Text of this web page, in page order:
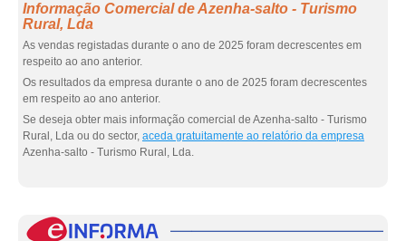
Informação Comercial de Azenha-salto - Turismo
Rural, Lda
As vendas registadas durante o ano de 2025 foram decrescentes em
respeito ao ano anterior.
Os resultados da empresa durante o ano de 2025 foram decrescentes
em respeito ao ano anterior.
Se deseja obter mais informação comercial de Azenha-salto - Turismo
Rural, Lda ou do sector, aceda gratuitamente ao relatório da empresa
Azenha-salto - Turismo Rural, Lda.